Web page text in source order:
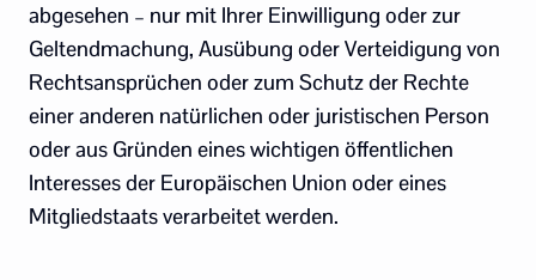
abgesehen – nur mit Ihrer Einwilligung oder zur
Geltendmachung, Ausübung oder Verteidigung von
Rechtsansprüchen oder zum Schutz der Rechte
einer anderen natürlichen oder juristischen Person
oder aus Gründen eines wichtigen öffentlichen
Interesses der Europäischen Union oder eines
Mitgliedstaats verarbeitet werden.